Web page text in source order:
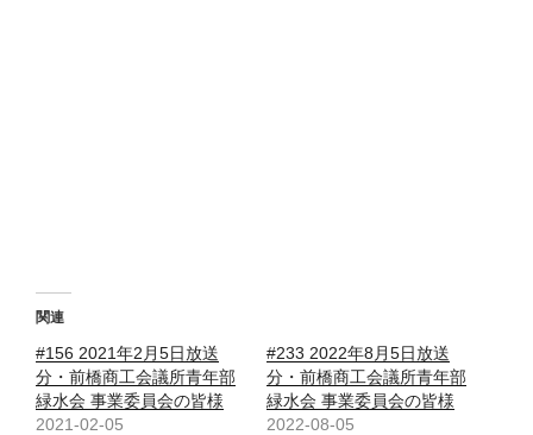
関連
#156 2021年2月5日放送
分・前橋商工会議所青年部
緑水会 事業委員会の皆様
2021-02-05
#233 2022年8月5日放送
分・前橋商工会議所青年部
緑水会 事業委員会の皆様
2022-08-05